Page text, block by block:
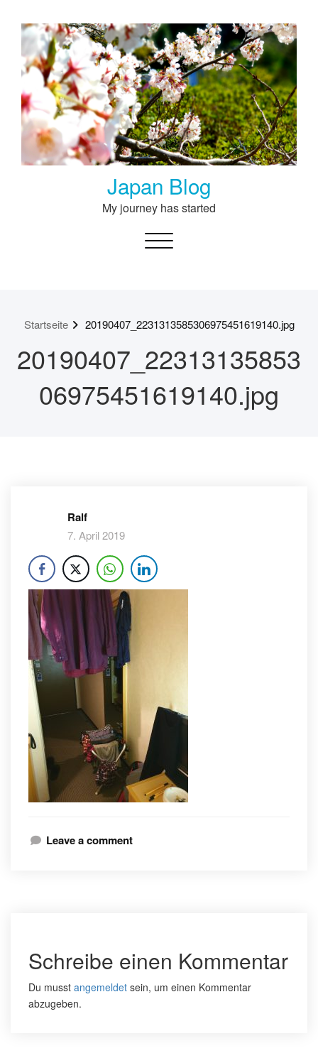
content
Japan Blog
My journey has started
Toggle navigation
Startseite 20190407_2231313585306975451619140.jpg
20190407_22313135853
06975451619140.jpg
Ralf
7. April 2019
Leave a comment
Schreibe einen Kommentar
Du musst angemeldet sein, um einen Kommentar
abzugeben.